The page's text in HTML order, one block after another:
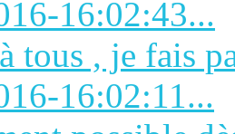
16:02:43...
tous , je fais
16:02:11...